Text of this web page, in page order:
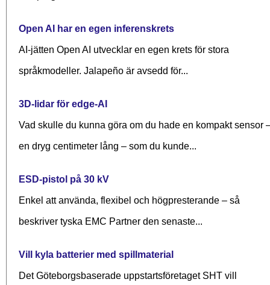
Open AI har en egen inferenskrets
AI-jätten Open AI utvecklar en egen krets för stora
språkmodeller. Jalapeño är avsedd för...
3D-lidar för edge-AI
Vad skulle du kunna göra om du hade en kompakt sensor
en dryg centimeter lång – som du kunde...
ESD-pistol på 30 kV
Enkel att använda, flexibel och högpresterande – så
beskriver tyska EMC Partner den senaste...
Vill kyla batterier med spillmaterial
Det Göteborgsbaserade upp­starts­företaget SHT vill